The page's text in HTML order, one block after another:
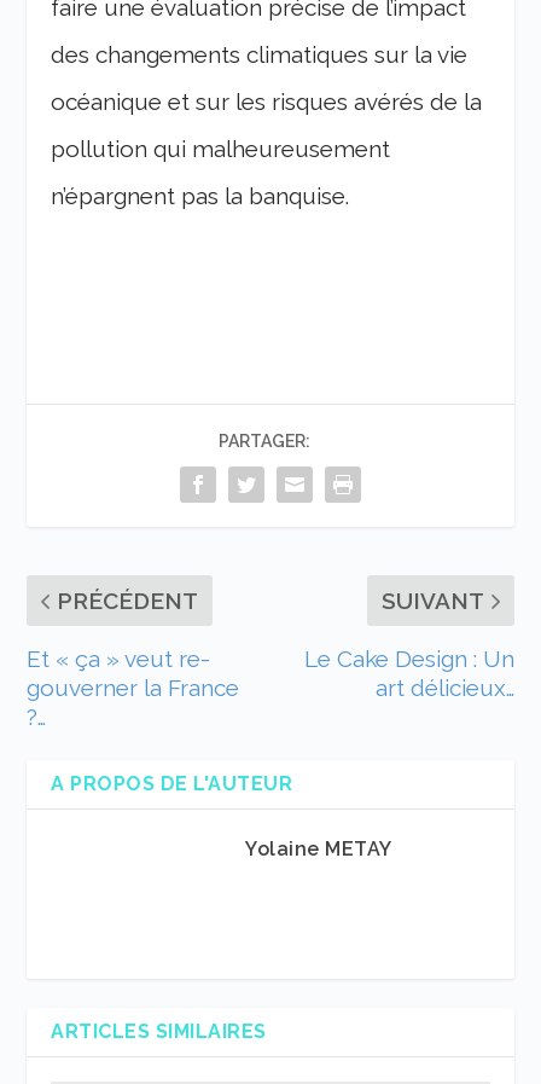
faire une évaluation précise de l’impact
des changements climatiques sur la vie
océanique et sur les risques avérés de la
pollution qui malheureusement
n’épargnent pas la banquise.
PARTAGER:
PRÉCÉDENT
Et « ça » veut re-
gouverner la France
?…
SUIVANT
Le Cake Design : Un
art délicieux…
A PROPOS DE L'AUTEUR
Yolaine METAY
ARTICLES SIMILAIRES